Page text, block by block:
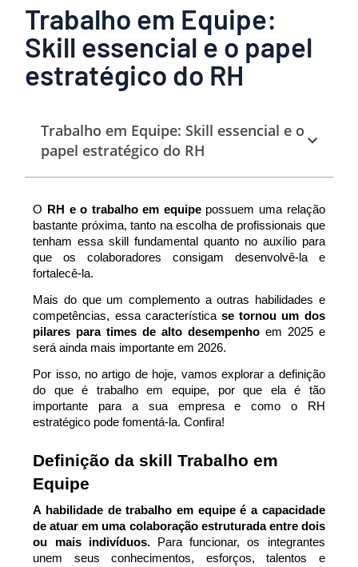
Trabalho em Equipe:
Skill essencial e o papel
estratégico do RH
Trabalho em Equipe: Skill essencial e o
papel estratégico do RH
O RH e o trabalho em equipe possuem uma relação
bastante próxima, tanto na escolha de profissionais que
tenham essa skill fundamental quanto no auxílio para
que os colaboradores consigam desenvolvê-la e
fortalecê-la.
Mais do que um complemento a outras habilidades e
competências, essa característica se tornou um dos
pilares para times de alto desempenho em 2025 e
será ainda mais importante em 2026.
Por isso, no artigo de hoje, vamos explorar a definição
do que é trabalho em equipe, por que ela é tão
importante para a sua empresa e como o RH
estratégico pode fomentá-la. Confira!
Definição da skill Trabalho em
Equipe
A habilidade de trabalho em equipe é a capacidade
de atuar em uma colaboração estruturada entre dois
ou mais indivíduos.
Para funcionar, os integrantes
unem seus conhecimentos, esforços, talentos e